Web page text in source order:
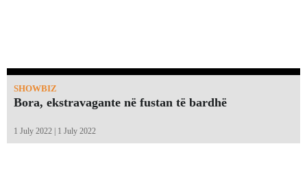
SHOWBIZ
Bora, ekstravagante në fustan të bardhë
1 July 2022 | 1 July 2022